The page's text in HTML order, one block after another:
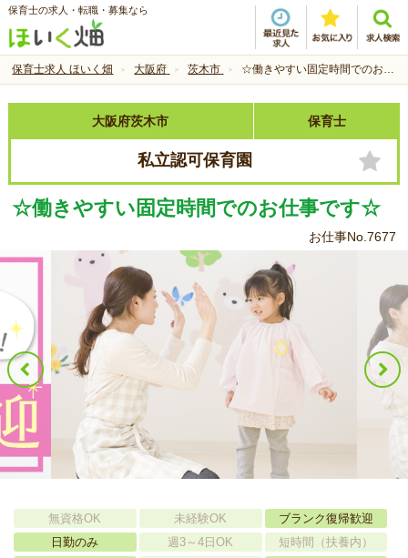
保育士の求人・転職・募集なら
保育士求人 ほいく畑 大阪府 茨木市 ☆働きやすい固定時間でのお仕事です☆
大阪府茨木市 保育士
私立認可保育園
☆働きやすい固定時間でのお仕事です☆
お仕事No.7677
無資格OK 未経験OK
ブランク復帰歓迎
日勤のみ
週3～4日OK
短時間（扶養内）